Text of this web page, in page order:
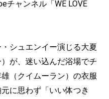
チャンネル「WE LOVE
シュエンイー演じる大夏
が、迷い込んだ浴場でチ
（クイムーラン）の衣服
に思わず「いい体つき